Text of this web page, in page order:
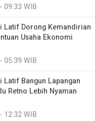
09:33 WIB
Latif Dorong Kemandirian
Usaha Ekonomi
05:39 WIB
Latif Bangun Lapangan
Retno Lebih Nyaman
12:32 WIB